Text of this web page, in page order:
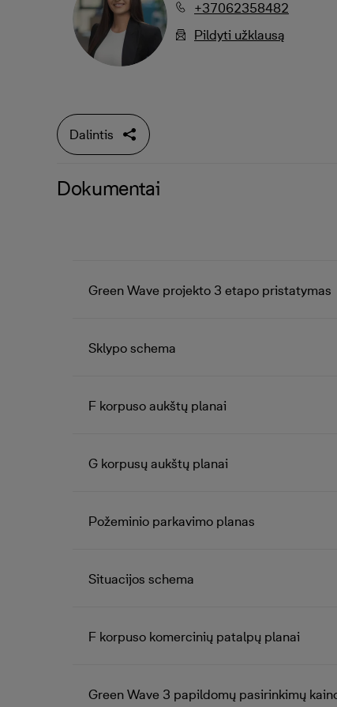
+37062358482
Pildyti užklausą
Dalintis
Dokumentai
Green Wave projekto 3 etapo pristatymas
Sklypo schema
F korpuso aukštų planai
G korpusų aukštų planai
Požeminio parkavimo planas
Situacijos schema
F korpuso komercinių patalpų planai
Green Wave 3 papildomų pasirinkimų